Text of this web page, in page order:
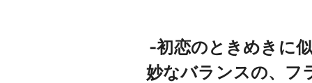
-初恋のときめきに
妙なバランスの、フ